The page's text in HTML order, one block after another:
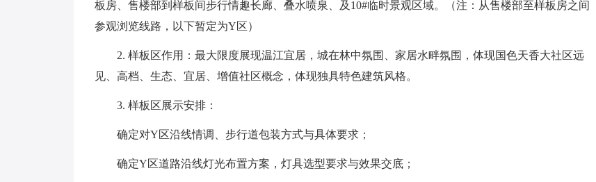
板房、售楼部到样板间步行情趣长廊、叠水喷泉、及10#临时景观区域。（注：从售楼部至样板房之间
参观浏览线路，以下暂定为Y区）
2. 样板区作用：最大限度展现温江宜居，城在林中氛围、家居水畔氛围，体现国色天香大社区远
见、高档、生态、宜居、增值社区概念，体现独具特色建筑风格。
3. 样板区展示安排：
确定对Y区沿线情调、步行道包装方式与具体要求；
确定Y区道路沿线灯光布置方案，灯具选型要求与效果交底；